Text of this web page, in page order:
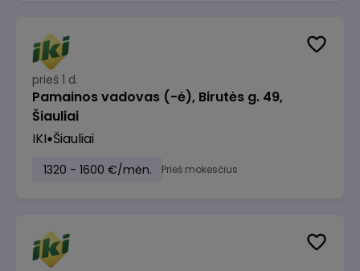
prieš 1 d.
Pamainos vadovas (-ė), Birutės g. 49,
Šiauliai
IKI Šiauliai
1320 - 1600 €/mėn. Prieš mokesčius